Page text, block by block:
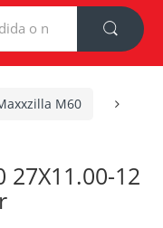
M60
27X11.00-12